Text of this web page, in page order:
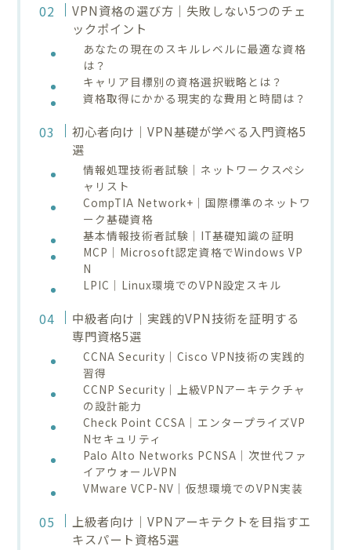
VPN資格の選び方｜失敗しない5つのチェ
ックポイント
あなたの現在のスキルレベルに最適な資格
は？
キャリア目標別の資格選択戦略とは？
資格取得にかかる現実的な費用と時間は？
初心者向け｜VPN基礎が学べる入門資格5
選
情報処理技術者試験｜ネットワークスペシ
ャリスト
CompTIA Network+｜国際標準のネットワ
ーク基礎資格
基本情報技術者試験｜IT基礎知識の証明
MCP｜Microsoft認定資格でWindows VP
N
LPIC｜Linux環境でのVPN設定スキル
中級者向け｜実践的VPN技術を証明する
専門資格5選
CCNA Security｜Cisco VPN技術の実践的
習得
CCNP Security｜上級VPNアーキテクチャ
の設計能力
Check Point CCSA｜エンタープライズVP
Nセキュリティ
Palo Alto Networks PCNSA｜次世代ファ
イアウォールVPN
VMware VCP-NV｜仮想環境でのVPN実装
上級者向け｜VPNアーキテクトを目指すエ
キスパート資格5選